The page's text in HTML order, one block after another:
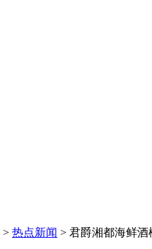
> 热点新闻 > 君爵湘都海鲜酒